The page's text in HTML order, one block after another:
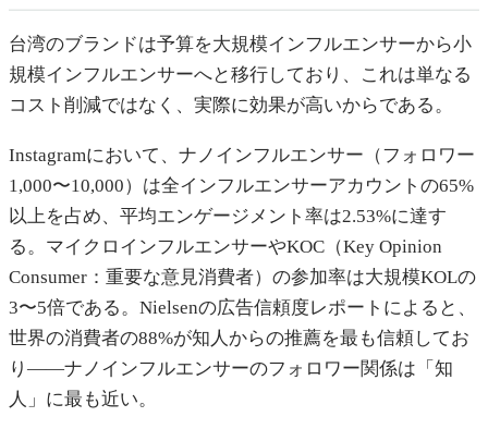
台湾のブランドは予算を大規模インフルエンサーから小
規模インフルエンサーへと移行しており、これは単なる
コスト削減ではなく、実際に効果が高いからである。
Instagramにおいて、ナノインフルエンサー（フォロワー
1,000〜10,000）は全インフルエンサーアカウントの65%
以上を占め、平均エンゲージメント率は2.53%に達す
る。マイクロインフルエンサーやKOC（Key Opinion
Consumer：重要な意見消費者）の参加率は大規模KOLの
3〜5倍である。Nielsenの広告信頼度レポートによると、
世界の消費者の88%が知人からの推薦を最も信頼してお
り——ナノインフルエンサーのフォロワー関係は「知
人」に最も近い。